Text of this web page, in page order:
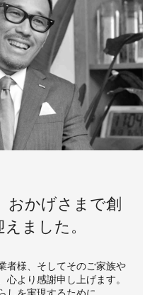
おかげさまで創
ました。
者様、そしてそのご家族や
より感謝申し上げます。
しを実現するために